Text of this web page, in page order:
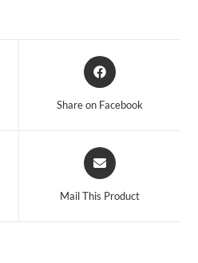
Share on Facebook
Mail This Product